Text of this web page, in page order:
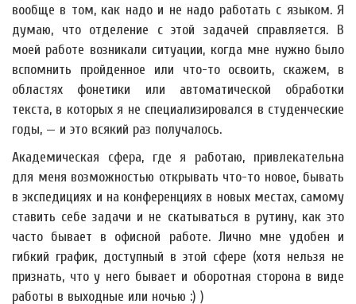
вообще в том, как надо и не надо работать с языком. Я
думаю, что отделение с этой задачей справляется. В
моей работе возникали ситуации, когда мне нужно было
вспомнить пройденное или что-то освоить, скажем, в
областях фонетики или автоматической обработки
текста, в которых я не специализировался в студенческие
годы, — и это всякий раз получалось.
Академическая сфера, где я работаю, привлекательна
для меня возможностью открывать что-то новое, бывать
в экспедициях и на конференциях в новых местах, самому
ставить себе задачи и не скатываться в рутину, как это
часто бывает в офисной работе. Лично мне удобен и
гибкий график, доступный в этой сфере (хотя нельзя не
признать, что у него бывает и оборотная сторона в виде
работы в выходные или ночью :) )